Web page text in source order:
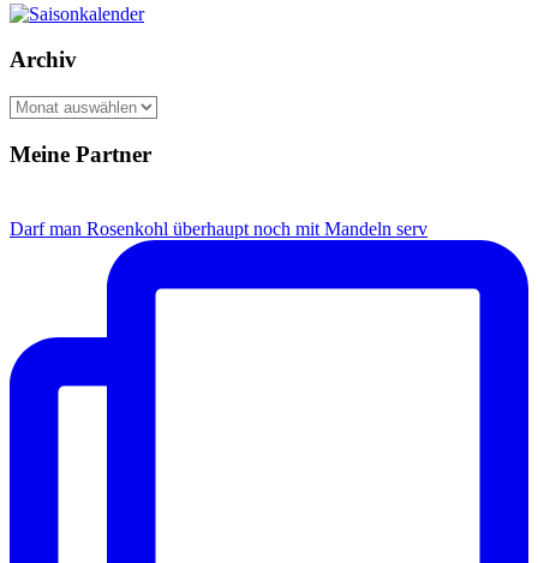
Archiv
Archiv
Meine Partner
Darf man Rosenkohl überhaupt noch mit Mandeln serv